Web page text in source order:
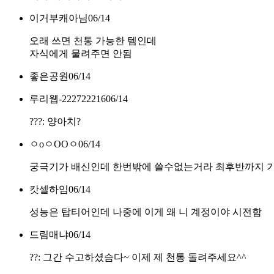
이거부캐아님06/14
오래 쓰면 천통 가능한 템인데
자식에게 물려주면 안됨
좋은공원06/14
루리웹-22272221606/14
???: 양아치?
ㅇoㅇOOㅇ06/14
궁극기가 배신인데 한번밖에 쓸수없는거라 최후반까지
캇셀하임06/14
성능은 탑티어인데 나중에 이게 왜 니 계정이야 시전함
드림매냐06/14
??: 그간 수고하셨슴다~ 이제 제 천통 돌려주세요^^